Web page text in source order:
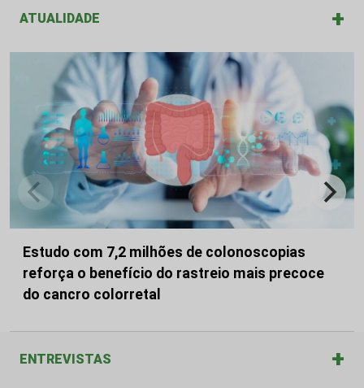
ATUALIDADE +
Estudo com 7,2 milhões de colonoscopias
reforça o benefício do rastreio mais precoce
do cancro colorretal
ENTREVISTAS +